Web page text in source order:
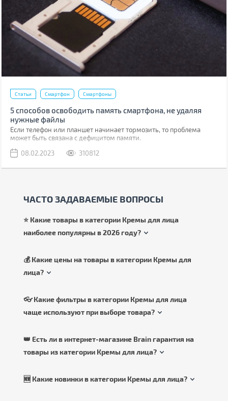
Статьи Смартфон Смартфоны
5 способов освободить память смартфона, не удаляя
нужные файлы
Если телефон или планшет начинает тормозить, то проблема
может быть связана с дефицитом памяти.
08.02.2023
310812
ЧАСТО ЗАДАВАЕМЫЕ ВОПРОСЫ
⭐ Какие товары в категории Кремы для лица
наиболее популярны в 2026 году?
💰 Какие цены на товары в категории Кремы для
лица?
👓 Какие фильтры в категории Кремы для лица
чаще используют при выборе товара?
👑 Есть ли в интернет-магазине Brain гарантия на
товары из категории Кремы для лица?
🆕 Какие новинки в категории Кремы для лица?